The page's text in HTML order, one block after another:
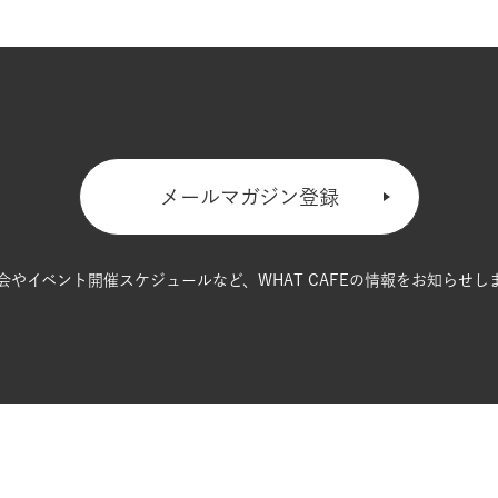
メールマガジン登録
やイベント開催スケジュールなど、 WHAT CAFEの情報をお知らせし